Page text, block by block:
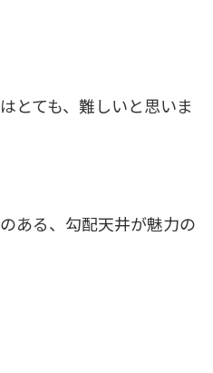
とても、難しいと思いま
ある、勾配天井が魅力の